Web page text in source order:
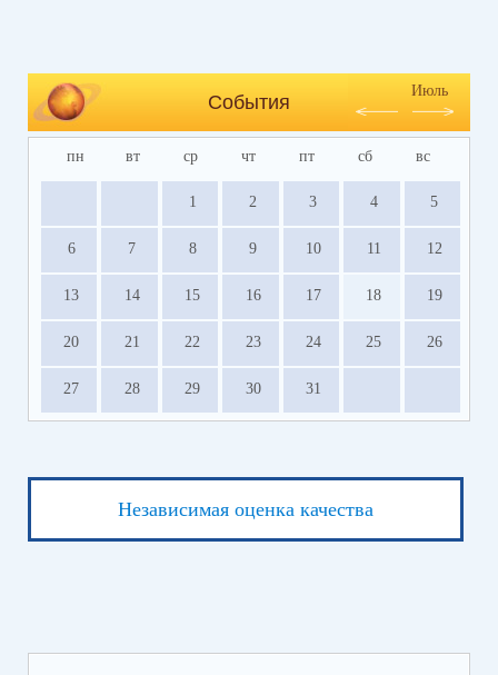
События
Июль
пн вт ср чт пт сб вс
1 2 3 4 5
6 7 8 9 10 11 12
13 14 15 16 17 18 19
20 21 22 23 24 25 26
27 28 29 30 31
Независимая оценка качества